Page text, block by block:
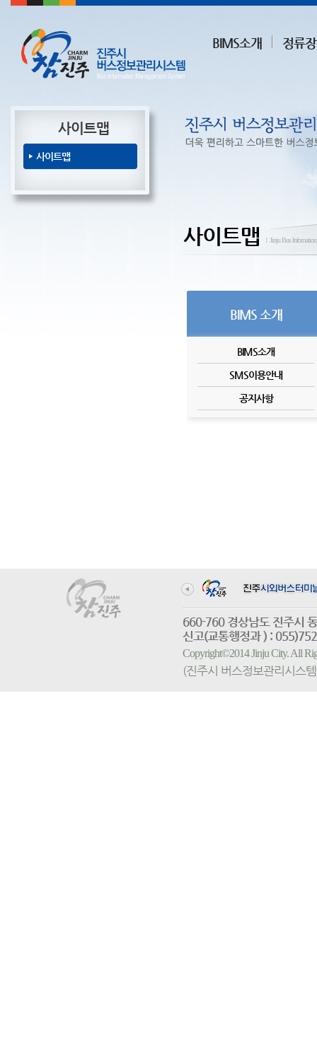
BIMS소개 정류
사이트맵
사이트맵
사이트맵 ㅣJinju Bus
BIMS 소개
BIMS소개
SMS이용안내
공지사항
660-760 경상남도 진
신고(교통행정과 ) :
Copyright©2014 Jinju City. All
(진주시 버스정보관리시스